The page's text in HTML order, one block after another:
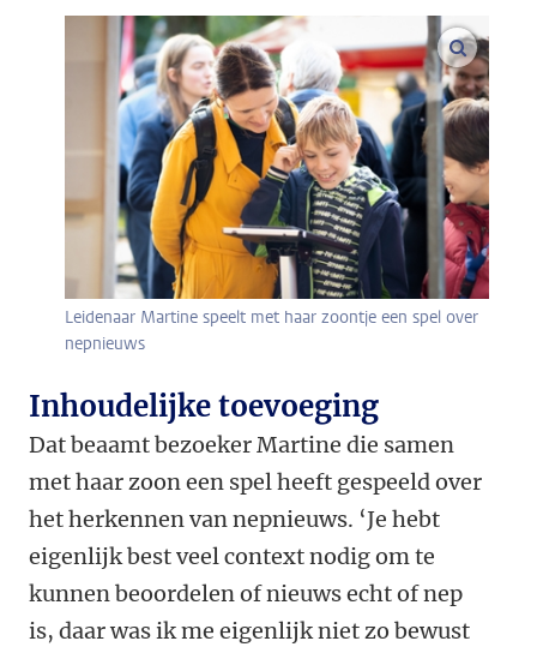
Leidenaar Martine speelt met haar zoontje een spel over
nepnieuws
Inhoudelijke toevoeging
Dat beaamt bezoeker Martine die samen
met haar zoon een spel heeft gespeeld over
het herkennen van nepnieuws. ‘Je hebt
eigenlijk best veel context nodig om te
kunnen beoordelen of nieuws echt of nep
is, daar was ik me eigenlijk niet zo bewust